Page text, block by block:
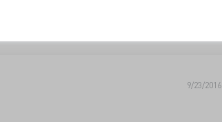
9/23/2016